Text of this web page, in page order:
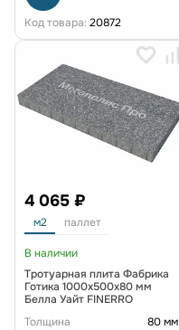
Код товара: 20872
4 065 ₽
м2 паллет
В наличии
Тротуарная плита Фабрика
Готика 1000x500x80 мм
Белла Уайт FINERRO
Толщина
80 мм